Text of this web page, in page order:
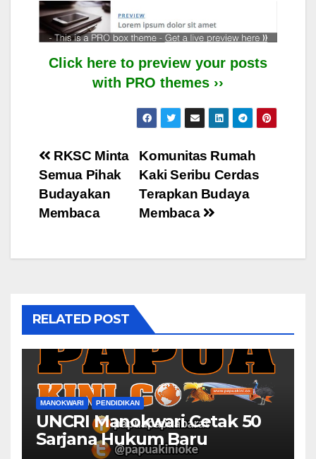
Click here to preview your posts
with PRO themes ››
Post
navigation
Komunitas Rumah
Kaki Seribu Cerdas
Terapkan Budaya
Membaca
RKSC Minta
Semua Pihak
Budayakan
Membaca
RELATED POST
MANOKWARI PENDIDIKAN
UNCRI Manokwari Cetak 50
Sarjana Hukum Baru